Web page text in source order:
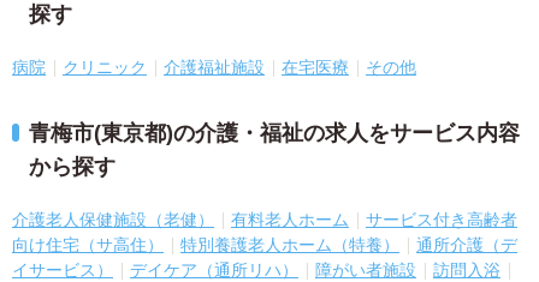
探す
病院 クリニック 介護福祉施設 在宅医療 その他
青梅市(東京都)の介護・福祉の求人をサービス内容
から探す
介護老人保健施設（老健） 有料老人ホーム
サービス付き高齢者
向け住宅（サ高住）
特別養護老人ホーム（特養）
通所介護（デ
イサービス）
デイケア（通所リハ） 障がい者施設
訪問入浴